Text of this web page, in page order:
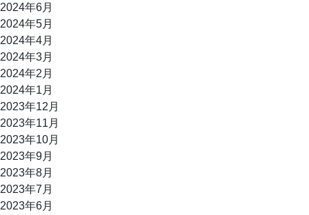
2024年6月
2024年5月
2024年4月
2024年3月
2024年2月
2024年1月
2023年12月
2023年11月
2023年10月
2023年9月
2023年8月
2023年7月
2023年6月